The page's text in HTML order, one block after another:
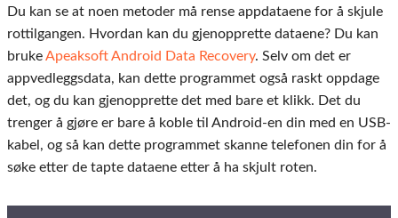
Du kan se at noen metoder må rense appdataene for å skjule
rottilgangen. Hvordan kan du gjenopprette dataene? Du kan
brukeApeaksoft Android Data Recovery. Selv om det er
appvedleggsdata, kan dette programmet også raskt oppdage
det, og du kan gjenopprette det med bare et klikk. Det du
trenger å gjøre er bare å koble til Android-en din med en USB-
kabel, og så kan dette programmet skanne telefonen din for å
søke etter de tapte dataene etter å ha skjult roten.